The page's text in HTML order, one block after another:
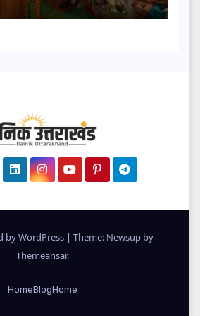
by WordPress | Theme: Newsup by
Themeansar.
HomeBlogHome